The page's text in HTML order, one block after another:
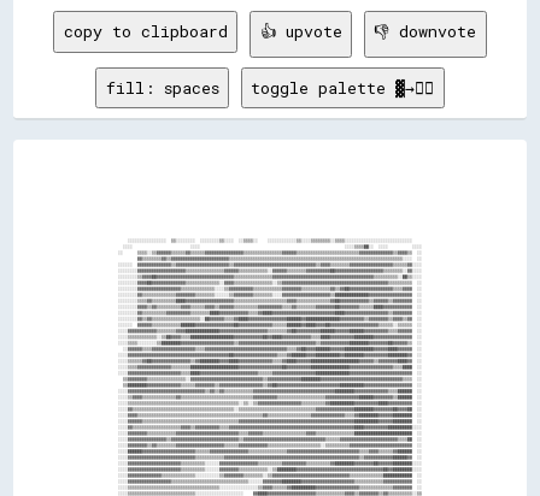
copy to clipboard 👍 upvote 👎 downvote
fill: spaces toggle palette ▓→✊🏽